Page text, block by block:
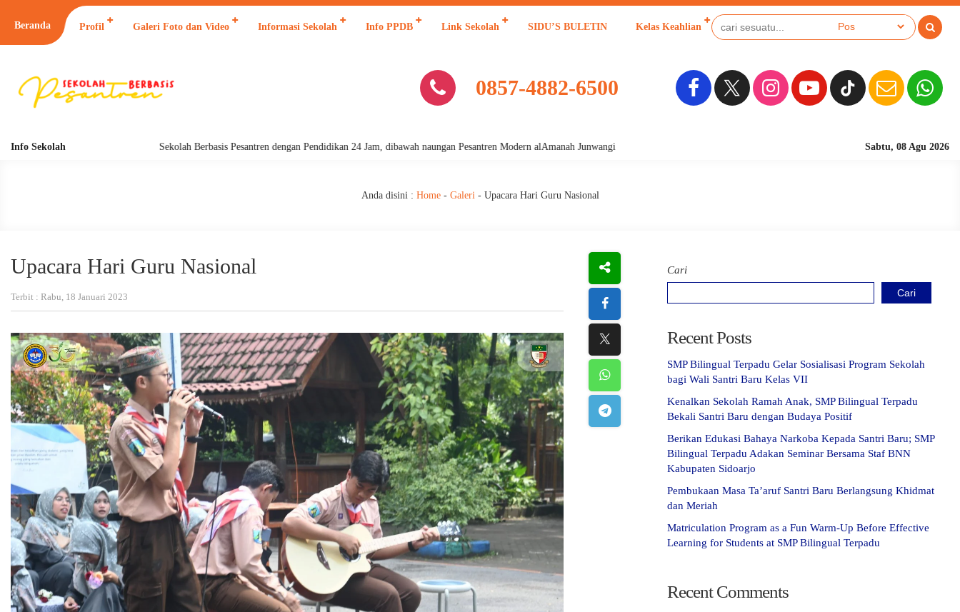
Beranda Profil Galeri Foto dan Video Informasi Sekolah Info PPDB Link Sekolah SIDU’S BULETIN Kelas Keahlian
0857-4882-6500
Info Sekolah Sabtu, 08 Agu 2026
Sekolah Berbasis
Sekolah Berbasis Pesantren dengan Pendidikan 24 Jam, dibawah naungan Pesantren Modern alAmanah Junwangi
Anda disini : Home- Galeri- Upacara Hari Guru Nasional
Upacara Hari Guru Nasional
Terbit : Rabu, 18 Januari 2023
Cari
Cari
Recent Posts
SMP Bilingual Terpadu Gelar Sosialisasi Program Sekolah
bagi Wali Santri Baru Kelas VII
Kenalkan Sekolah Ramah Anak, SMP Bilingual Terpadu
Bekali Santri Baru dengan Budaya Positif
Berikan Edukasi Bahaya Narkoba Kepada Santri Baru; SMP
Bilingual Terpadu Adakan Seminar Bersama Staf BNN
Kabupaten Sidoarjo
Pembukaan Masa Ta’aruf Santri Baru Berlangsung Khidmat
dan Meriah
Matriculation Program as a Fun Warm-Up Before Effective
Learning for Students at SMP Bilingual Terpadu
Recent Comments